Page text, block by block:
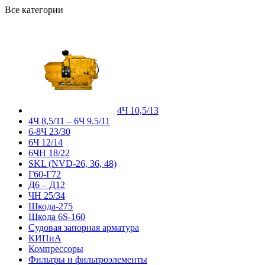
Все категории
4Ч 10,5/13
4Ч 8,5/11 – 6Ч 9.5/11
6-8Ч 23/30
6Ч 12/14
6ЧН 18/22
SKL (NVD-26, 36, 48)
Г60-Г72
Д6 – Д12
ЧН 25/34
Шкода-275
Шкода 6S-160
Судовая запорная арматура
КИПиА
Компрессоры
Фильтры и фильтроэлементы